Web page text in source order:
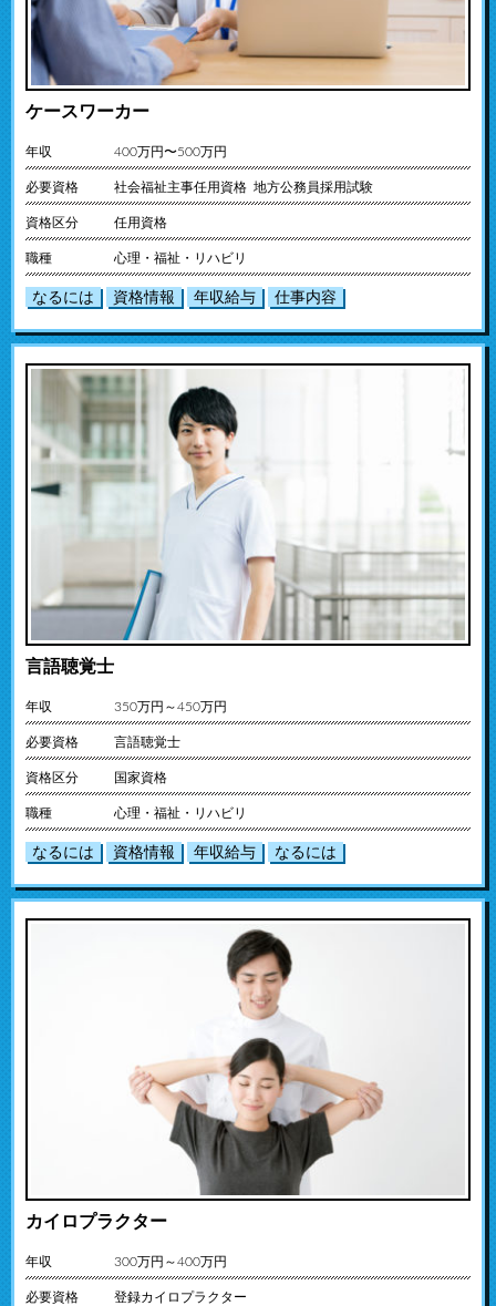
ケースワーカー
年収 400万円〜500万円
必要資格 社会福祉主事任用資格 地方公務員採用試験
資格区分 任用資格
職種 心理・福祉・リハビリ
なるには 資格情報 年収給与 仕事内容
言語聴覚士
年収 350万円～450万円
必要資格 言語聴覚士
資格区分 国家資格
職種 心理・福祉・リハビリ
なるには 資格情報 年収給与 なるには
カイロプラクター
年収 300万円～400万円
必要資格 登録カイロプラクター